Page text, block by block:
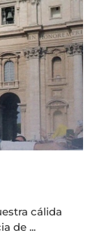
cálida
de ...